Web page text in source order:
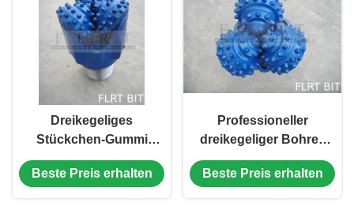
Dreikegeliges
Stückchen-Gummi
Siegelrollenlager Fa-
Reihen-TCI mit
Beste Preis erhalten
Professioneller
dreikegeliger Bohrer,
Wasser-Brunnen-
Bohrer 9 1/2“ FA537G
Beste Preis erhalten